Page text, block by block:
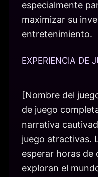
especialmente
maximizar su
entretenimiento.
EXPERIENCIA DE
[Nombre del
de juego
narrativa
juego atractivas.
esperar horas de
exploran el